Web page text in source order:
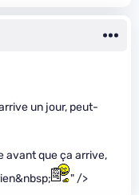
un jour, peut-
avant que ça arrive,
" />